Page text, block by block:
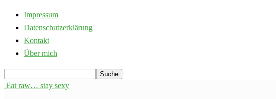
Impressum
Datenschutzerklärung
Kontakt
Über mich
Eat raw… stay sexy